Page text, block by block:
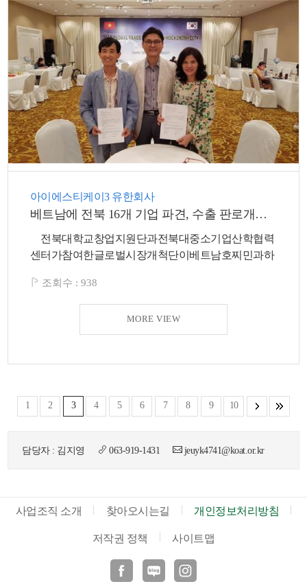
아이에스티케이3 유한회사
베트남에 전북 16개 기업 파견, 수출 판로개척 지원
전북대학교창업지원단과전북대중소기업산학협력
센터가참여한글로벌시장개척단이베트남호찌민과하
조회수 : 938
MORE VIEW
1 2 3 4 5 6 7 8 9 10
담당자 : 김지영 063-919-1431 jeuyk4741@koat.or.kr
사업조직 소개 찾아오시는길 개인정보처리방침
저작권 정책 사이트맵
인스타